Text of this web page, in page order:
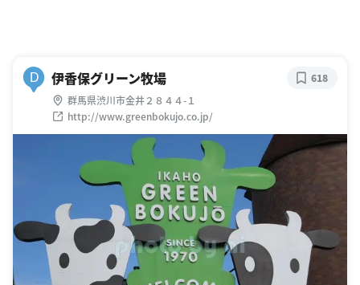
D 伊香保グリーン牧場
群馬県渋川市金井２８４４-１
http://www.greenbokujo.co.jp/
618